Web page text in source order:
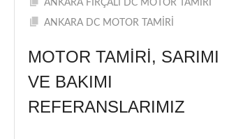
ANKARA FIRÇALI DC MOTOR TAMİRİ
ANKARA DC MOTOR TAMİRİ
MOTOR TAMIRI, SARIMI
VE BAKIMI
REFERANSLARIMIZ